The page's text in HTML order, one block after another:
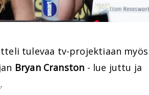
tulevaa tv-projektiaan myös
Bryan Cranston - lue juttu ja
.